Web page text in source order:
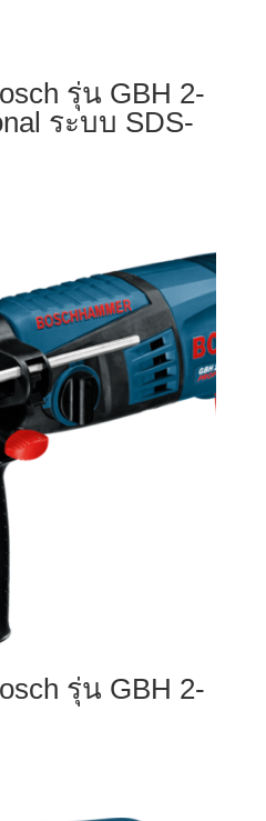
รุ่น GBH 2-
ระบบ SDS-
รุ่น GBH 2-